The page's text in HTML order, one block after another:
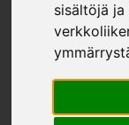
sisältöjä ja